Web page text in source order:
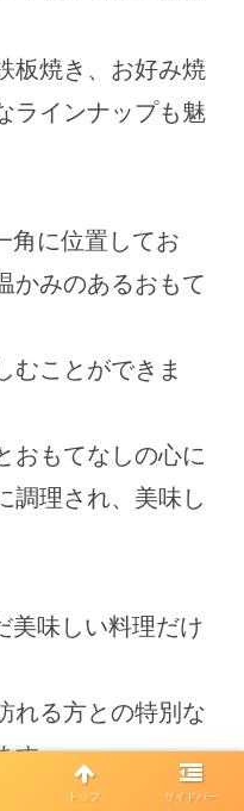
板焼き、お好み焼
ラインナップも魅
角に位置してお
かみのあるおもて
むことができま
おもてなしの心に
調理され、美味し
美味しい料理だけ
れる方との特別な
す。
大切な人との特別
トップ サイドバー